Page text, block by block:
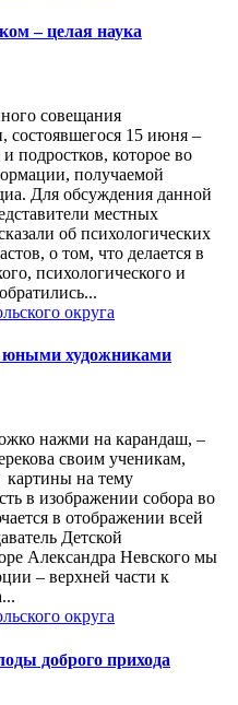
– целая наука
совещания
состоявшегося 15 июня –
подростков, которое во
получаемой
Для обсуждения данной
местных
об психологических
о том, что делается в
психологического и
округа
юными художниками
нажми на карандаш, –
своим ученикам,
картины на тему
в изображении собора во
в отображении всей
Детской
Александра Невского мы
– верхней части к
округа
доброго прихода